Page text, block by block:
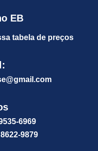
EB
tabela de preços
ail.com
6969
9879